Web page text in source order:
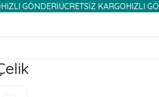
ÜCRETSİZ KARGOHIZLI GÖNDERİ